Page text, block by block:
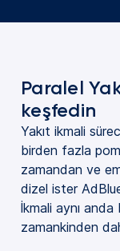
Paralel
keşfedin
Yakıt ikmali
birden fazla
zamandan ve
dizel ister
İkmali aynı
zamankinden